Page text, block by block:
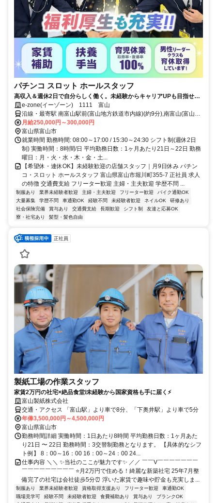
パチンコ スロット ホールスタッフ
高収入＆週休2日で自分らしく働く。未経験からキャリアUPも目指せる
職場e-zone(イーゾーン) 1111 富山
沿線・最寄駅 南富山駅前(富山地方鉄道市内線)(約9分),南富山(富山地
方鉄道不二越上滝線)(約9分),大町（富山県）(富山地方鉄道市内線)(約
12分)
月給250,000円～300,000円
富山県富山市
就業時間 勤務時間: 08:00～17:00 / 15:30～24:30 シフト制(週休2日
制) 実働時間：8時間/日 平均勤務日数：1ヶ月あたり21日～22日 勤務
曜日：月・火・水・木・金・土...
【希望休・連休OK】未経験歓迎の店舗スタッフ｜月9日休み パチン
コ・スロット ホールスタッフ 富山県富山市堀川町355-7 正社員 求人
の特徴 交通費支給 フリーター歓迎 主婦・主夫歓迎 学歴不問 ...
制服あり 業界未経験者歓迎 主婦・主夫歓迎 フリーター歓迎
バイク通勤OK
大量募集
学歴不問 車通勤OK 経験不問 未経験者歓迎 ネイルOK
研修あり
社会保険完備
賞与あり 交通費支給 長期歓迎 シフト制
友達と応募OK
寮・社宅あり
髪型・髪色自由
正社員
製紙工場の作業スタッフ
家賃2万円の社宅×絶品食堂❕未経験から国家資格も手に届く⚡
富山製紙株式会社
交通・アクセス 「富山駅」より車で8分、「下奥井駅」より車で5分
年俸3,500,000円～4,500,000円
富山県富山市
勤務時間詳細 実働時間：1日あたり8時間 平均勤務日数：1ヶ月あた
り21日 〜 22日 勤務時間：3交替制勤務となります。 【具体的なシフ
ト例】 8：00～16：00 16：00～24：00 24...
仕事内容 ＼＼ ✨当社のここが魅力です✨ ／／ ￣￣V￣￣￣￣￣￣￣
￣￣￣￣￣￣￣￣￣ ⭐月2万円で住める！綺麗な新築社宅 25年7月整
備完了の社宅は会社徒歩5分⏰ 浮いた家賃で趣味や貯金も充実しま...
制服あり 業界未経験者歓迎 資格取得支援あり フリーター歓迎
車通勤OK
職場見学可
経験不問 未経験者歓迎 食費補助あり 賞与あり
ブランクOK